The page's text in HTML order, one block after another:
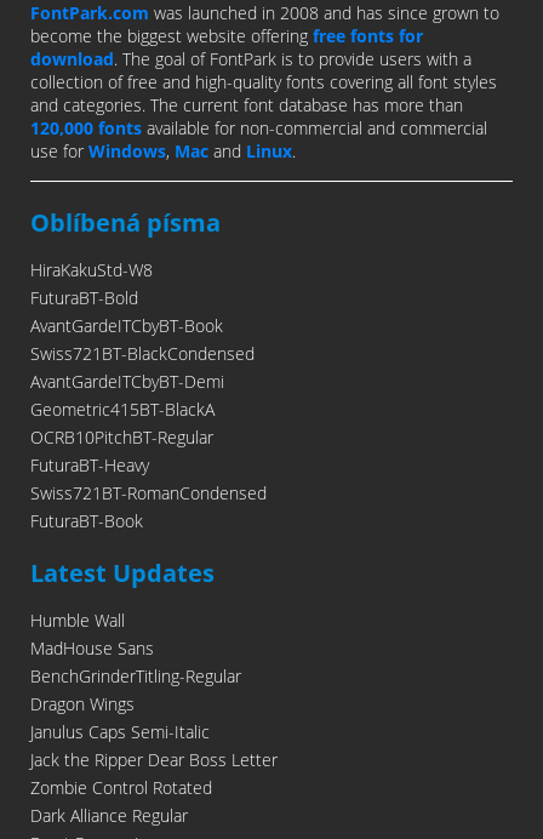
FontPark.com was launched in 2008 and has since grown to
become the biggest website offering free fonts for
download. The goal of FontPark is to provide users with a
collection of free and high-quality fonts covering all font styles
and categories. The current font database has more than
120,000 fonts available for non-commercial and commercial
use for Windows, Mac and Linux.
Oblíbená písma
HiraKakuStd-W8
FuturaBT-Bold
AvantGardeITCbyBT-Book
Swiss721BT-BlackCondensed
AvantGardeITCbyBT-Demi
Geometric415BT-BlackA
OCRB10PitchBT-Regular
FuturaBT-Heavy
Swiss721BT-RomanCondensed
FuturaBT-Book
Latest Updates
Humble Wall
MadHouse Sans
BenchGrinderTitling-Regular
Dragon Wings
Janulus Caps Semi-Italic
Jack the Ripper Dear Boss Letter
Zombie Control Rotated
Dark Alliance Regular